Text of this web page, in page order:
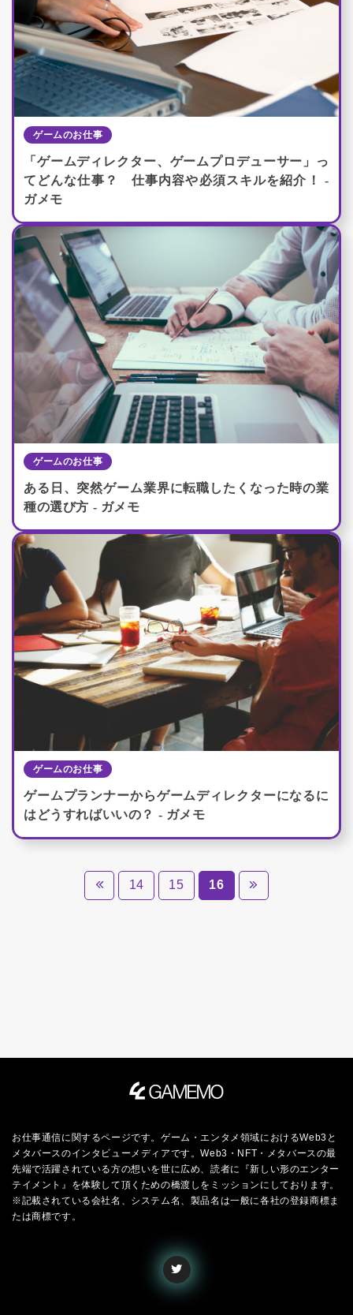
ゲームのお仕事
「ゲームディレクター、ゲームプロデューサー」っ
てどんな仕事？ 仕事内容や必須スキルを紹介！ -
ガメモ
ゲームのお仕事
ある日、突然ゲーム業界に転職したくなった時の業
種の選び方 - ガメモ
ゲームのお仕事
ゲームプランナーからゲームディレクターになるに
はどうすればいいの？ - ガメモ
14 15 16
お仕事通信に関するページです。ゲーム・エンタメ領域におけるWeb3と
メタバースのインタビューメディアです。Web3・NFT・メタバースの最
先端で活躍されている方の想いを世に広め、読者に『新しい形のエンター
テイメント』を体験して頂くための橋渡しをミッションにしております。
※記載されている会社名、システム名、製品名は一般に各社の登録商標ま
たは商標です。